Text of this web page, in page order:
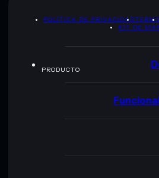
POLÍTICA DE PRIVACIDADTERMS
KIT DE
PRODUCTO